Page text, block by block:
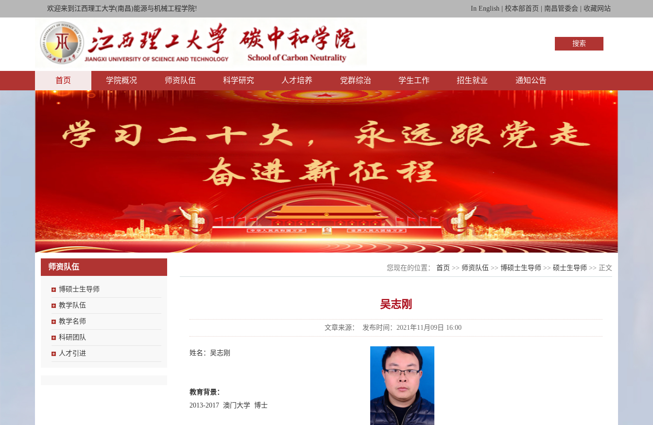
欢迎来到江西理工大学(南昌)能源与机械工程学院! In English 校本部首页 南昌管委会 收藏网站
搜索
首页 学院概况 师资队伍 科学研究 人才培养 党群综治 学生工作 招生就业 通知公告
师资队伍
博硕士生导师
教学队伍
教学名师
科研团队
人才引进
您现在的位置： 首页 >> 师资队伍 >> 博硕士生导师 >> 硕士生导师 >> 正文
吴志刚
文章来源： 发布时间：2021年11月09日 16:00
姓名：吴志刚
教育背景：
2013-2017 澳门大学 博士